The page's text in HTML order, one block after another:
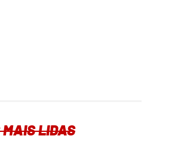
LIDAS